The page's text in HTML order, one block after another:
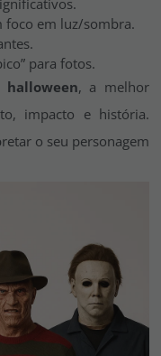
foco em luz/sombra.
para fotos.
halloween, a melhor
impacto e história.
o seu personagem